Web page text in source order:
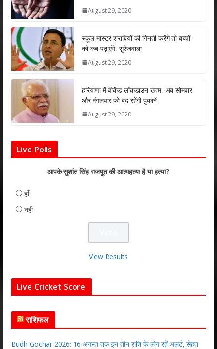
A
p
p
o
k
dI
n
August 29, 2020
स्कूल मास्टर शराबियों की गिनती करेंगे तो बच्चों
को कब पढ़ाएंगे, सुरेजवाला
August 29, 2020
हरियाणा में वीकेंड लॉकडाउन खत्म, अब सोमवार
और मंगलवार को बंद रहेंगी दुकानें
August 29, 2020
Live Polls
आपके सुशांत सिंह राजपूत की आत्महत्या है या हत्या?
हाँ
नहीं
View Results
Live Cricket Score
राशिफल
Budh Gochar 2026: 16 अगस्त तक इन तीन राशि के लोग रहें अलर्ट, सेहत